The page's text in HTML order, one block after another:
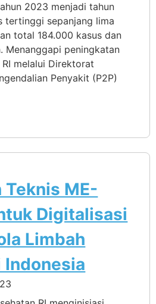
2023 menjadi tahun
tertinggi sepanjang lima
total 184.000 kasus dan
Menanggapi peningkatan
melalui Direktorat
Penyakit (P2P)
Teknis ME-
Digitalisasi
Limbah